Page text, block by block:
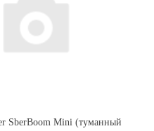
SberBoom Mini (туманный